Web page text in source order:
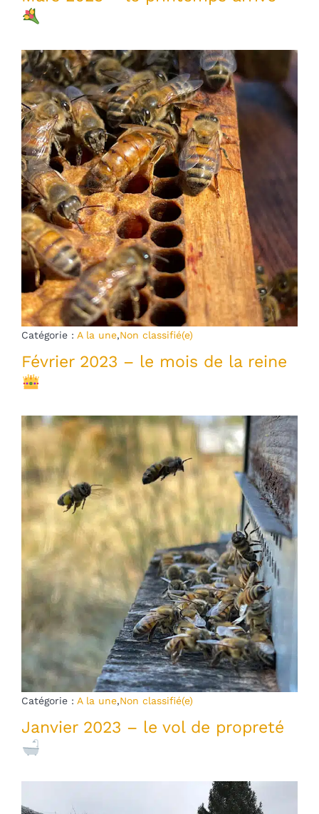
Catégorie : A la une,Non classifié(e)
Février 2023 – le mois de la reine
Catégorie : A la une,Non classifié(e)
Janvier 2023 – le vol de propreté